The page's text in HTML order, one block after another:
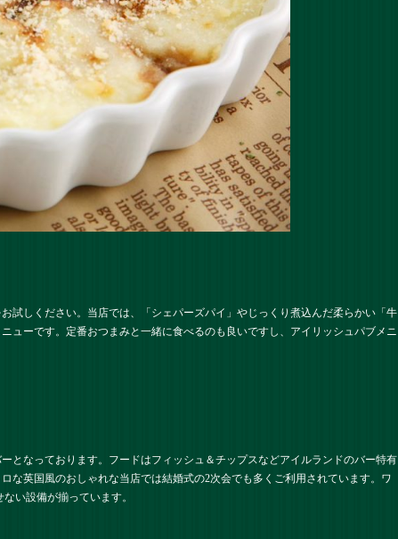
試しください。当店では、「シェパーズパイ」やじっくり煮込んだ柔らかい「牛
ューです。定番おつまみと一緒に食べるのも良いですし、アイリッシュパブメニ
となっております。フードはフィッシュ＆チップスなどアイルランドのバー特有
な英国風のおしゃれな当店では結婚式の2次会でも多くご利用されています。ワ
い設備が揃っています。